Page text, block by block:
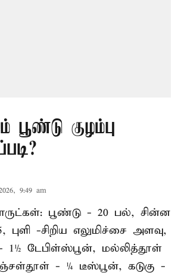
குழம்பு
9:49 am
பூண்டு - 20 பல், சின்ன
-சிறிய எலுமிச்சை அளவு,
1½ டேபிள்ஸ்பூன், மல்லித்தூள்
- ¼ டீஸ்பூன், கடுகு -